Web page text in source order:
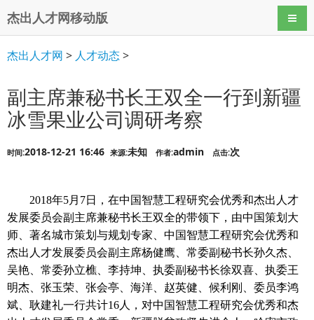
杰出人才网移动版 导航
杰出人才网 > 人才动态>
副主席兼秘书长王双全一行到新疆
冰雪果业公司调研考察
时间:2018-12-21 16:46 来源:未知 作者:admin 点击:次
2018年5月7日，在中国智慧工程研究会优秀和杰出人才
发展委员会副主席兼秘书长王双全的带领下，由中国策划大
师、著名城市策划与规划专家、中国智慧工程研究会优秀和
杰出人才发展委员会副主席杨健鹰、常委副秘书长孙久杰、
吴艳、常委孙立樵、李持坤、执委副秘书长徐双喜、执委王
明杰、张玉荣、张会亭、海洋、赵英健、候利刚、委员李鸿
斌、耿建礼一行共计16人，对中国智慧工程研究会优秀和杰